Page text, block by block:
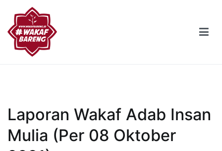
konten
Laporan Wakaf Adab Insan
Mulia (Per 08 Oktober